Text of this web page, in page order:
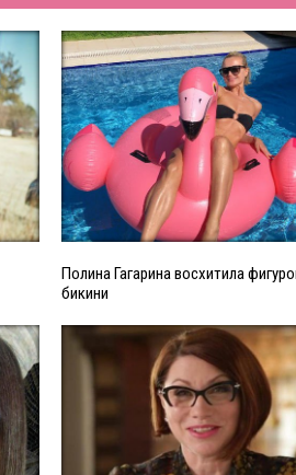
Полина Гагарина восхитила
бикини